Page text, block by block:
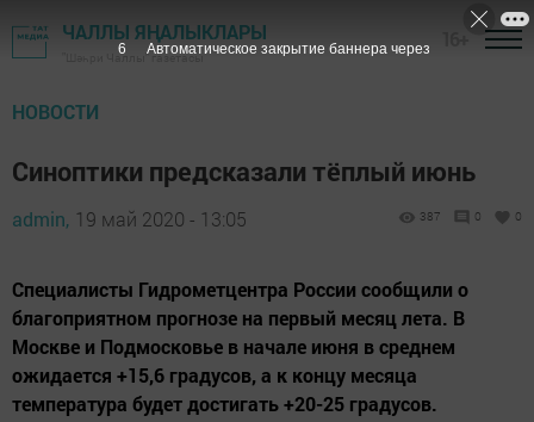
ЧАЛЛЫ ЯҢАЛЫКЛАРЫ
"Шәһри Чаллы" газетасы
НОВОСТИ
Синоптики предсказали тёплый июнь
admin, 19 май 2020 - 13:05 387 0 0
Специалисты Гидрометцентра России сообщили о
благоприятном прогнозе на первый месяц лета. В
Москве и Подмосковье в начале июня в среднем
ожидается +15,6 градусов, а к концу месяца
температура будет достигать +20-25 градусов.
5 Автоматическое закрытие баннера через